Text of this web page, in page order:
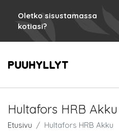
Oletko sisustamassa
kotiasi?
Hultafors HRB Akku
Etusivu Hultafors HRB Akku